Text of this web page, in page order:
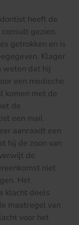
heeft de
gezien.
getrokken en is
Klager
dat hij
een medische
komen met de
de
een mail
aanraadt een
hij de zoon van
de
niet
Het
klacht deels
maatregel van
voor het